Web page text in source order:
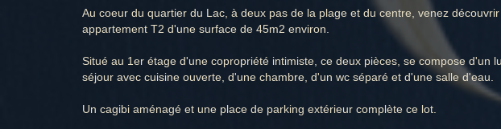
Au coeur du quartier du Lac, à deux pas de la plage et du centre, venez
appartement T2 d'une surface de 45m2 environ.
Situé au 1er étage d'une copropriété intimiste, ce deux pièces, se compose d'un
séjour avec cuisine ouverte, d'une chambre, d'un wc séparé et d'une salle d'eau.
Un cagibi aménagé et une place de parking extérieur complète ce lot.